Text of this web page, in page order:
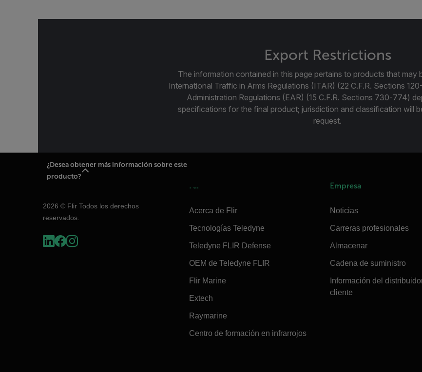
Export Restrictions
The information contained in this page pertains to products that may
International Traffic in Arms Regulations (ITAR) (22 C.F.R. Sections
Administration Regulations (EAR) (15 C.F.R. Sections 730-774)
specifications for the final product; jurisdiction and classification will
request.
¿Desea obtener más información sobre este
producto?
2026 © Flir Todos los derechos
reservados.
Flir
Acerca de Flir
Tecnologías Teledyne
Teledyne FLIR Defense
OEM de Teledyne FLIR
Flir Marine
Extech
Raymarine
Centro de formación en infrarrojos
Empresa
Noticias
Carreras profesionales
Almacenar
Cadena de suministro
Información del
cliente